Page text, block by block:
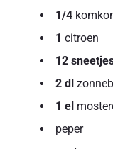
1/4
1citroen
12
2 dl
1 el
peper